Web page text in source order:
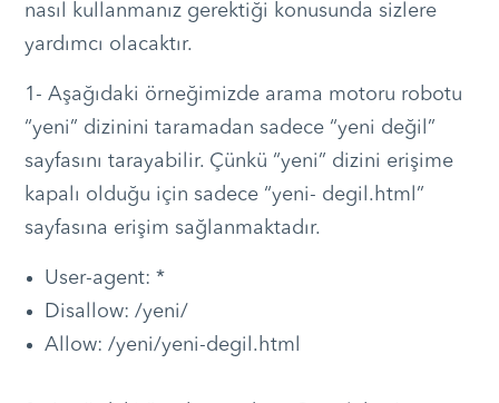
nasıl kullanmanız gerektiği konusunda sizlere
yardımcı olacaktır.
1- Aşağıdaki örneğimizde arama motoru robotu
“yeni” dizinini taramadan sadece “yeni değil”
sayfasını tarayabilir. Çünkü “yeni” dizini erişime
kapalı olduğu için sadece “yeni- degil.html”
sayfasına erişim sağlanmaktadır.
User-agent: *
Disallow: /yeni/
Allow: /yeni/yeni-degil.html